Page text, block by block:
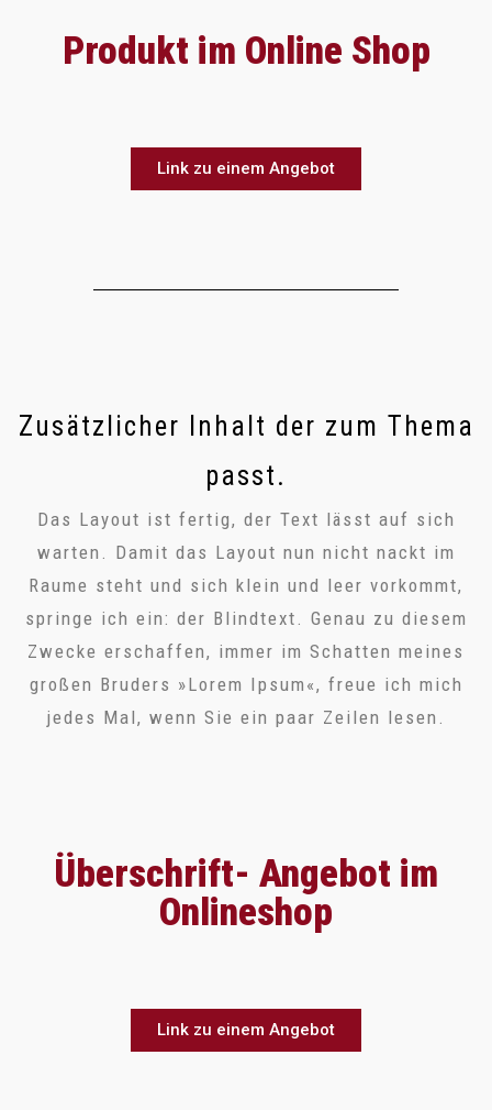
Produkt im Online Shop
Link zu einem Angebot
Zusätzlicher Inhalt der zum Thema
passt.
Das Layout ist fertig, der Text lässt auf sich
warten. Damit das Layout nun nicht nackt im
Raume steht und sich klein und leer vorkommt,
springe ich ein: der Blindtext. Genau zu diesem
Zwecke erschaffen, immer im Schatten meines
großen Bruders »Lorem Ipsum«, freue ich mich
jedes Mal, wenn Sie ein paar Zeilen lesen.
Überschrift- Angebot im
Onlineshop
Link zu einem Angebot